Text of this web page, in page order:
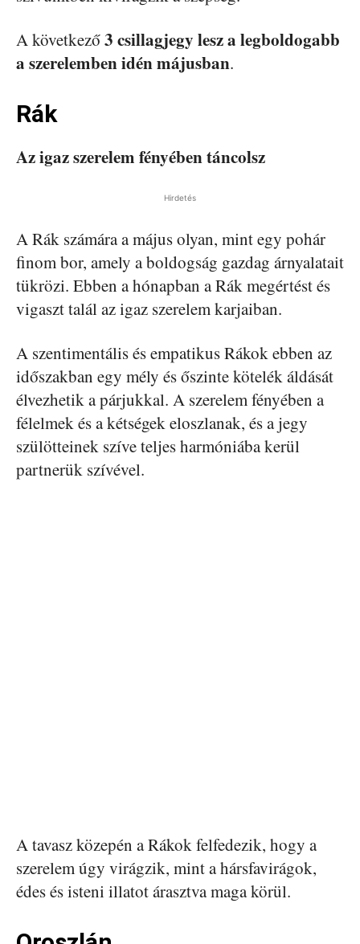
A következő3 csillagjegy lesz a legboldogabb
a szerelemben idén májusban.
Rák
Az igaz szerelem fényében táncolsz
Hirdetés
A Rák számára a május olyan, mint egy pohár
finom bor, amely a boldogság gazdag árnyalatait
tükrözi. Ebben a hónapban a Rák megértést és
vigaszt talál az igaz szerelem karjaiban.
A szentimentális és empatikus Rákok ebben az
időszakban egy mély és őszinte kötelék áldását
élvezhetik a párjukkal. A szerelem fényében a
félelmek és a kétségek eloszlanak, és a jegy
szülötteinek szíve teljes harmóniába kerül
partnerük szívével.
A tavasz közepén a Rákok felfedezik, hogy a
szerelem úgy virágzik, mint a hársfavirágok,
édes és isteni illatot árasztva maga körül.